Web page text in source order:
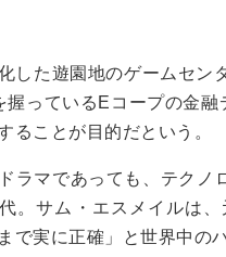
した遊園地のゲームセン
握っているEコープの金
ることが目的だという。
ラマであっても、テクノ
。サム・エスメイルは
まで実に正確」と世界中の